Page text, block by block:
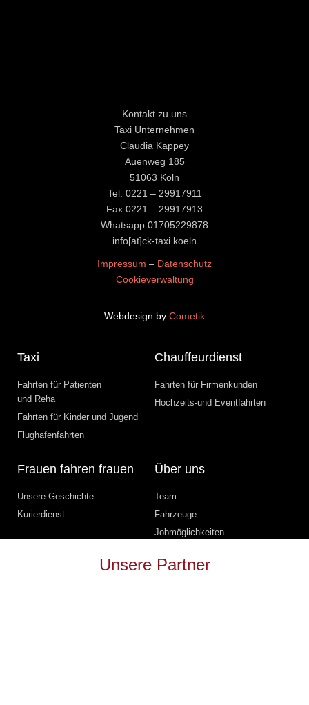
Kontakt zu uns
Taxi Unternehmen
Claudia Kappey
Auenweg 185
51063 Köln
Tel. 0221 – 29917911
Fax 0221 – 29917913
Whatsapp 01705229878
​​​​​​​info[at]ck-taxi.koeln
Impressum – Datenschutz
Cookieverwaltung
Webdesign by Cometik
Taxi
Fahrten für Patienten
und Reha
Fahrten für Kinder und Jugend
Flughafenfahrten
Chauffeurdienst
Fahrten für Firmenkunden
Hochzeits-und Eventfahrten
Frauen fahren frauen
Unsere Geschichte
Kurierdienst
Über uns
Team
Fahrzeuge
Jobmöglichkeiten
Unsere Partner